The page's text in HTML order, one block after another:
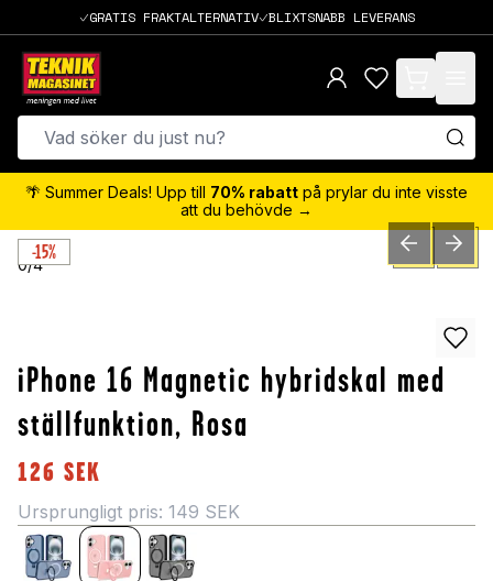
GRATIS FRAKTALTERNATIV BLIXTSNABB LEVERANS
items in cart,
🌴 Summer Deals! Upp till 70% rabatt på prylar du inte visste
att du behövde →
-15%
0/4 PREVIOUSNEXT
iPhone 16 Magnetic hybridskal med
ställfunktion, Rosa
126 SEK
Ursprungligt pris: 149 SEK